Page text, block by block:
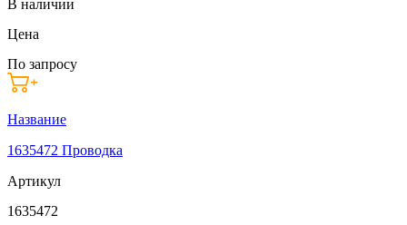
В наличии
Цена
По запросу
Название
1635472 Проводка
Артикул
1635472